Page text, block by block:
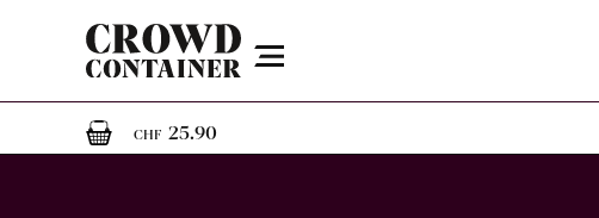
Menu
CHF 25.901 Artikel im Warenkorb